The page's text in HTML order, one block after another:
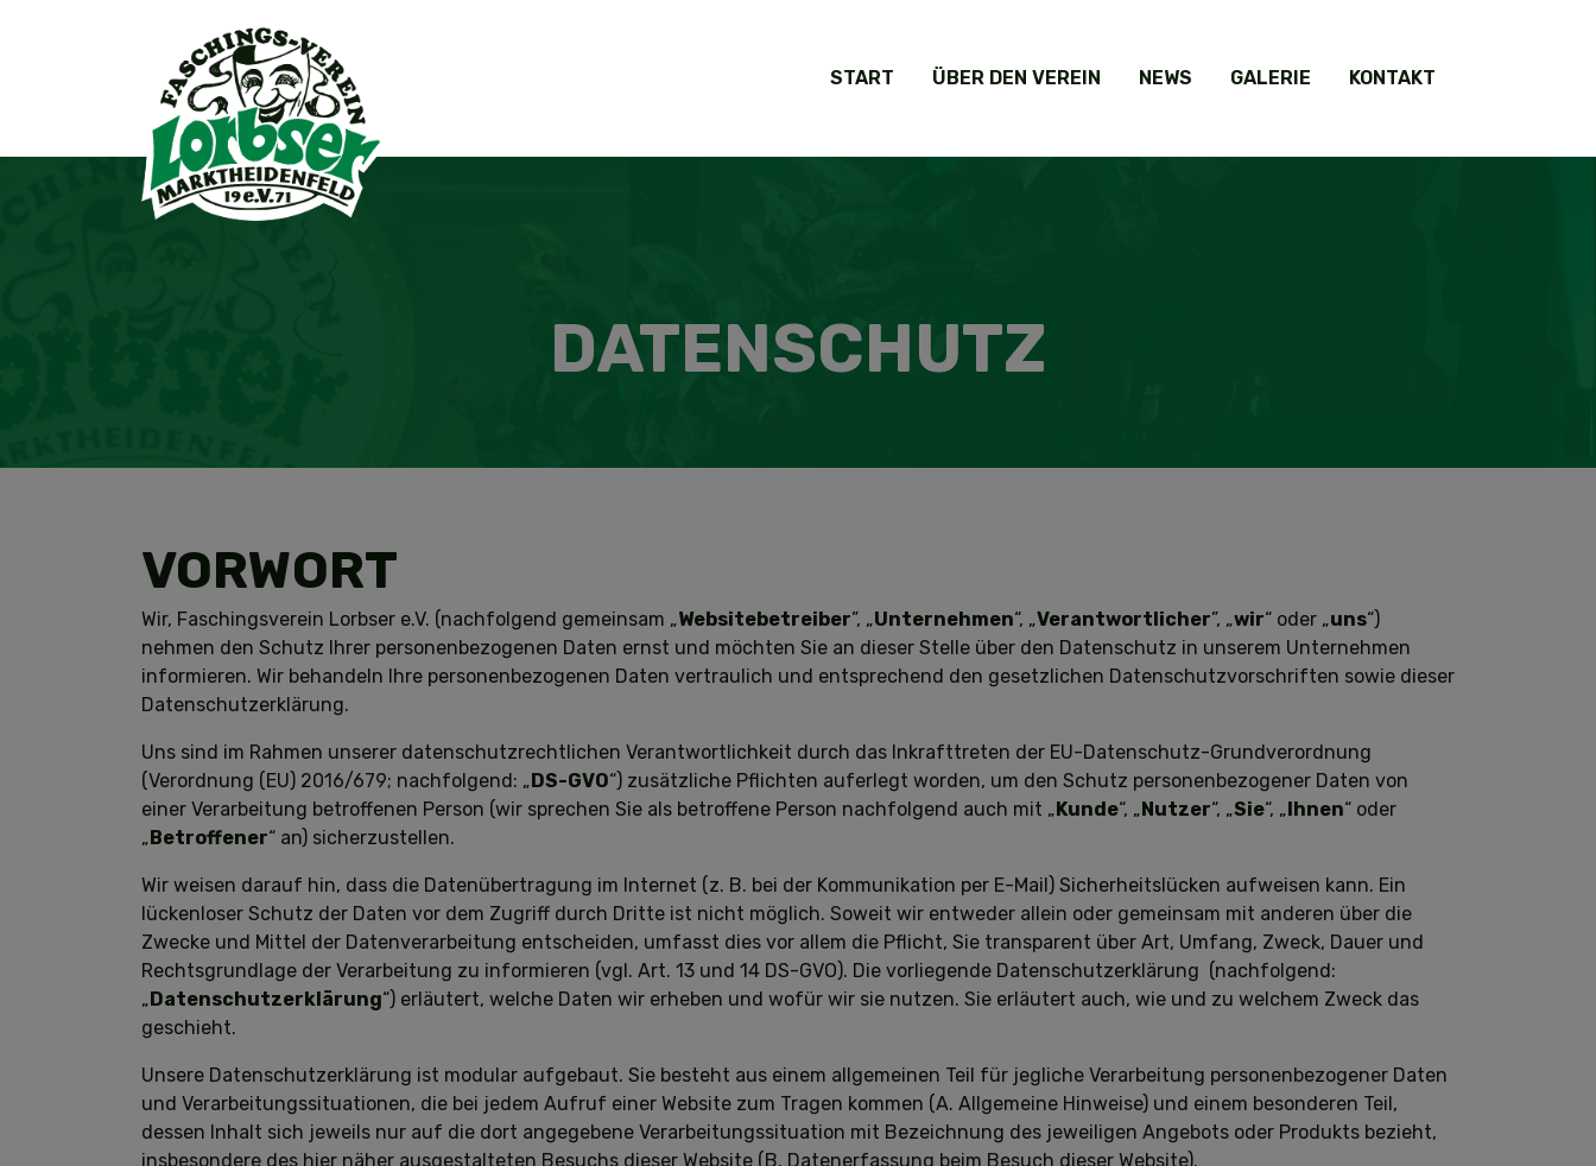
START ÜBER DEN VEREIN NEWS GALERIE KONTAKT
DATENSCHUTZ
VORWORT
Wir, Faschingsverein Lorbser e.V. (nachfolgend gemeinsam „Websitebetreiber”, „Unternehmen“, „Verantwortlicher”, „wir“ oder „uns“)
nehmen den Schutz Ihrer personenbezogenen Daten ernst und möchten Sie an dieser Stelle über den Datenschutz in unserem Unternehmen
informieren. Wir behandeln Ihre personenbezogenen Daten vertraulich und entsprechend den gesetzlichen Datenschutzvorschriften sowie dieser
Datenschutzerklärung.
Uns sind im Rahmen unserer datenschutzrechtlichen Verantwortlichkeit durch das Inkrafttreten der EU-Datenschutz-Grundverordnung
(Verordnung (EU) 2016/679; nachfolgend: „DS-GVO“) zusätzliche Pflichten auferlegt worden, um den Schutz personenbezogener Daten von
einer Verarbeitung betroffenen Person (wir sprechen Sie als betroffene Person nachfolgend auch mit „Kunde“, „Nutzer“, „Sie“, „Ihnen“ oder
„Betroffener“ an) sicherzustellen.
Wir weisen darauf hin, dass die Datenübertragung im Internet (z. B. bei der Kommunikation per E-Mail) Sicherheitslücken aufweisen kann. Ein
lückenloser Schutz der Daten vor dem Zugriff durch Dritte ist nicht möglich. Soweit wir entweder allein oder gemeinsam mit anderen über die
Zwecke und Mittel der Datenverarbeitung entscheiden, umfasst dies vor allem die Pflicht, Sie transparent über Art, Umfang, Zweck, Dauer und
Rechtsgrundlage der Verarbeitung zu informieren (vgl. Art. 13 und 14 DS-GVO). Die vorliegende Datenschutzerklärung (nachfolgend:
„Datenschutzerklärung“) erläutert, welche Daten wir erheben und wofür wir sie nutzen. Sie erläutert auch, wie und zu welchem Zweck das
geschieht.
Unsere Datenschutzerklärung ist modular aufgebaut. Sie besteht aus einem allgemeinen Teil für jegliche Verarbeitung personenbezogener Daten
und Verarbeitungssituationen, die bei jedem Aufruf einer Website zum Tragen kommen (A. Allgemeine Hinweise) und einem besonderen Teil,
dessen Inhalt sich jeweils nur auf die dort angegebene Verarbeitungssituation mit Bezeichnung des jeweiligen Angebots oder Produkts bezieht,
insbesondere des hier näher ausgestalteten Besuchs dieser Website (B. Datenerfassung beim Besuch dieser Website).